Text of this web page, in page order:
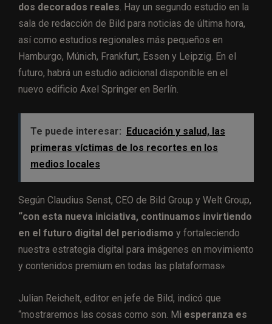
dos decorados reales. Hay un segundo estudio en la
sala de redacción de Bild para noticias de última hora,
así como estudios regionales más pequeños en
Hamburgo, Múnich, Frankfurt, Essen y Leipzig. En el
futuro, habrá un estudio adicional disponible en el
nuevo edificio Axel Springer en Berlín.
Te puede interesar: Educación y salud, las
primeras víctimas de los recortes en los
medios locales
Según Claudius Senst, CEO de Bild Group y Welt Group,
“con esta nueva iniciativa, continuamos invirtiendo
en el futuro digital del periodismo y fortaleciendo
nuestra estrategia digital para imágenes en movimiento
y contenidos premium en todas las plataformas»
Julian Reichelt, editor en jefe de Bild, indicó que
“mostraremos las cosas como son. Mi esperanza es